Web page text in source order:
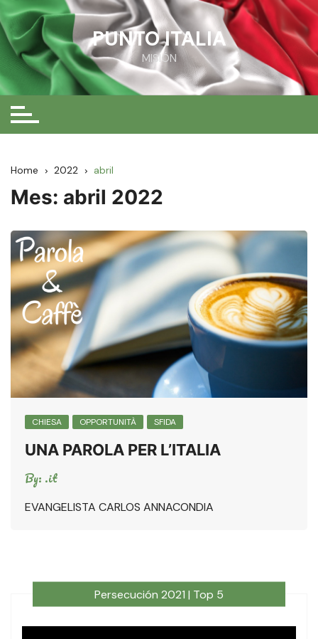
Skip
to
content
PUNTO ITALIA
MISIÓN
Home 2022 abril
Mes: abril 2022
CHIESA OPPORTUNITÀ SFIDA
UNA PAROLA PER L’ITALIA
By: .it
EVANGELISTA CARLOS ANNACONDIA
Persecución 2021 | Top 5